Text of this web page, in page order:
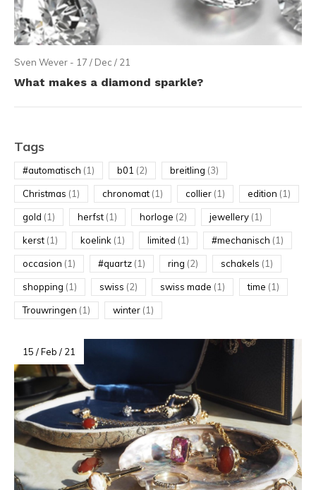
Sven Wever - 17 / Dec / 21
What makes a diamond sparkle?
Tags
#automatisch (1) b01 (2) breitling (3)
Christmas (1) chronomat (1) collier (1) edition (1)
gold (1) herfst (1) horloge (2) jewellery (1)
kerst (1) koelink (1) limited (1) #mechanisch (1)
occasion (1) #quartz (1) ring (2) schakels (1)
shopping (1) swiss (2) swiss made (1) time (1)
Trouwringen (1) winter (1)
15 / Feb / 21